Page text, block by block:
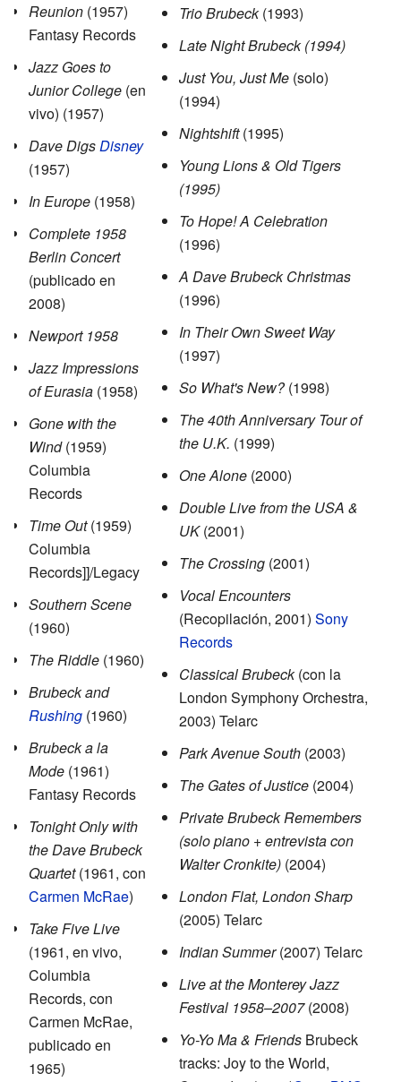
Reunion (1957)
Fantasy Records
Jazz Goes to
Junior College (en
vivo) (1957)
Dave DigsDisney
(1957)
In Europe (1958)
Complete 1958
Berlin Concert
(publicado en
2008)
Newport 1958
Jazz Impressions
of Eurasia (1958)
Gone with the
Wind(1959)
Columbia
Records
Time Out(1959)
Columbia
Records]]/Legacy
Southern Scene
(1960)
The Riddle (1960)
Brubeck and
Rushing (1960)
Brubeck a la
Mode (1961)
Fantasy Records
Tonight Only with
the Dave Brubeck
Quartet(1961, con
Carmen McRae)
Take Five Live
(1961, en vivo,
Columbia
Records, con
Carmen McRae,
publicado en
1965)
Trio Brubeck(1993)
Late Night Brubeck (1994)
Just You, Just Me (solo)
(1994)
Nightshift(1995)
Young Lions & Old Tigers
(1995)
To Hope! A Celebration
(1996)
A Dave Brubeck Christmas
(1996)
In Their Own Sweet Way
(1997)
So What's New?(1998)
The 40th Anniversary Tour of
the U.K. (1999)
One Alone (2000)
Double Live from the USA &
UK(2001)
The Crossing (2001)
Vocal Encounters
(Recopilación, 2001) Sony
Records
Classical Brubeck(con la
London Symphony Orchestra,
2003) Telarc
Park Avenue South (2003)
The Gates of Justice (2004)
Private Brubeck Remembers
(solo piano + entrevista con
Walter Cronkite) (2004)
London Flat, London Sharp
(2005) Telarc
Indian Summer(2007) Telarc
Live at the Monterey Jazz
Festival 1958–2007(2008)
Yo-Yo Ma & Friends Brubeck
tracks: Joy to the World,